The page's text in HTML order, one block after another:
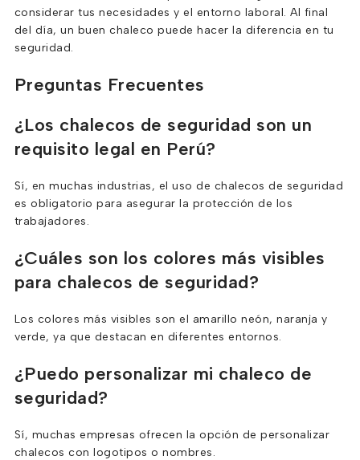
considerar tus necesidades y el entorno laboral. Al final
del día, un buen chaleco puede hacer la diferencia en tu
seguridad.
Preguntas Frecuentes
¿Los chalecos de seguridad son un
requisito legal en Perú?
Sí, en muchas industrias, el uso de chalecos de seguridad
es obligatorio para asegurar la protección de los
trabajadores.
¿Cuáles son los colores más visibles
para chalecos de seguridad?
Los colores más visibles son el amarillo neón, naranja y
verde, ya que destacan en diferentes entornos.
¿Puedo personalizar mi chaleco de
seguridad?
Sí, muchas empresas ofrecen la opción de personalizar
chalecos con logotipos o nombres.